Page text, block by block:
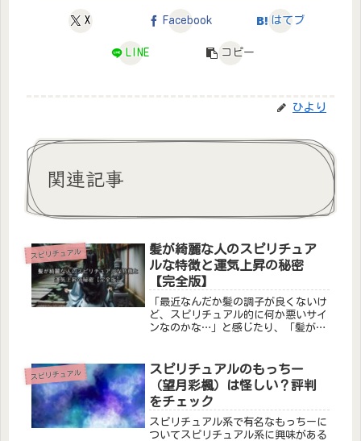
X Facebook はてブ
LINE コピー
ひより
関連記事
スピリチュアル
髪が綺麗な人のスピリチュア
ルな特徴と運気上昇の秘密
【完全版】
「最近なんだか髪の調子が良くないけ
ど、スピリチュアル的に何か悪いサイ
ンなのかな…」と感じたり、「髪が綺
りする方もいるでしょう。実は、古く
から髪は持ち主のエネルギーや魂と深
く...
スピリチュアル
スピリチュアルのもっちー
（望月彩楓）は怪しい？評判
をチェック
スピリチュアル系で有名なもっちーに
ついてスピリチュアル系に興味がある